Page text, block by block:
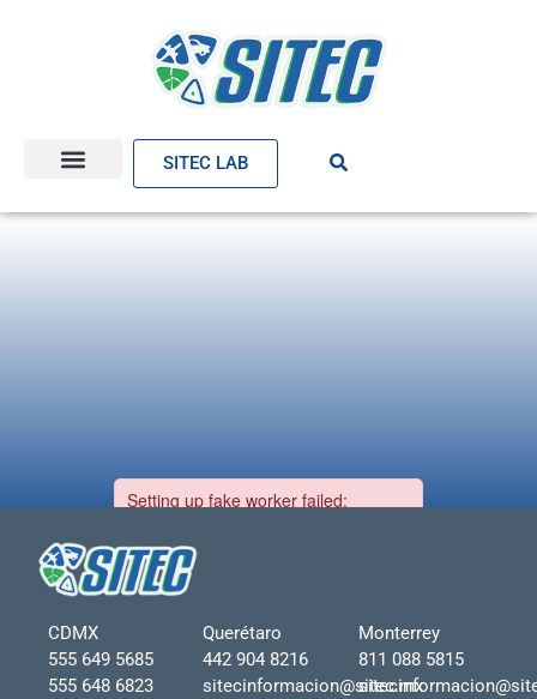
SITEC LAB
CDMX
555 649 5685
555 648 6823
Querétaro
442 904 8216
sitecinformacion@sitec.mx
Monterrey
811 088 5815